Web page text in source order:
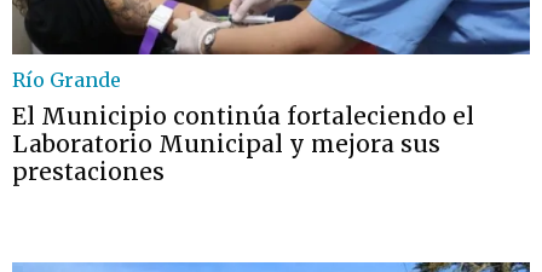
Río Grande
El Municipio continúa fortaleciendo el
Laboratorio Municipal y mejora sus
prestaciones